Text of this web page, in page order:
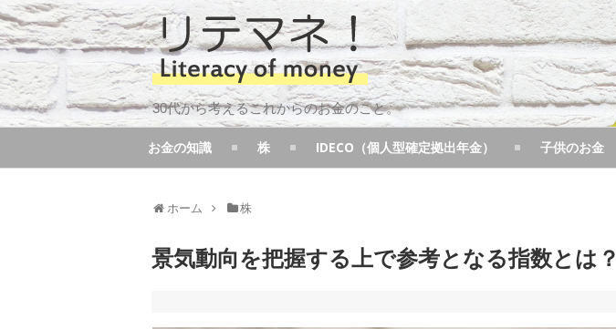
30代から考えるこれからのお金のこと。
お金の知識 株 IDECO（個人型確定拠出年金） 子供のお金
ホーム 株
景気動向を把握する上で参考となる指数とは？